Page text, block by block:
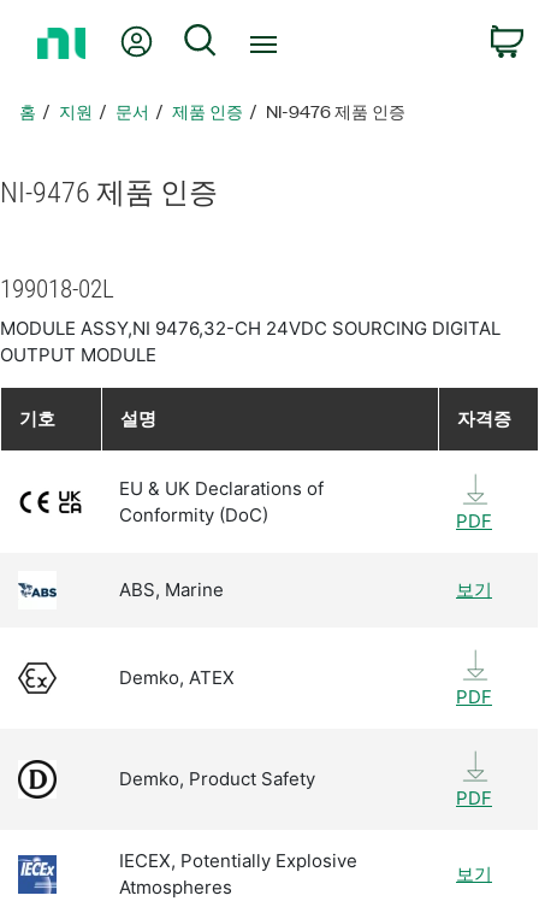
지
아
내 계정 검색
홈 지원 문서 제품 인증 NI-9476 제품 인증
NI-9476 제품 인증
199018-02L
MODULE ASSY,NI 9476,32-CH 24VDC SOURCING DIGITAL
OUTPUT MODULE
기호 설명 자격증
EU & UK Declarations of
Conformity (DoC)
PDF
ABS, Marine 보기
Demko, ATEX
PDF
Demko, Product Safety
PDF
IECEX, Potentially Explosive
Atmospheres
보기